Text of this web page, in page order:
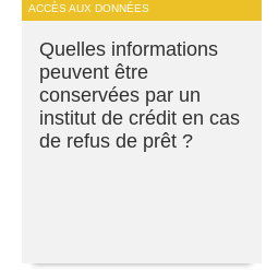
ACCÈS AUX DONNÉES
Quelles informations
peuvent être
conservées par un
institut de crédit en cas
de refus de prêt ?